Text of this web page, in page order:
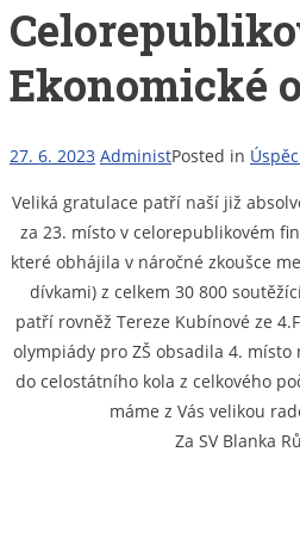
Ekonomické
27. 6. 2023 AdministPosted in
Veliká gratulace patří naší již
za 23. místo v celorepublikovém
které obhájila v náročné zkoušce
dívkami) z celkem 30 800
patří rovněž Tereze Kubínové ze
olympiády pro ZŠ obsadila 4.
do celostátního kola z celkového
máme z Vás velikou
Za SV Blanka